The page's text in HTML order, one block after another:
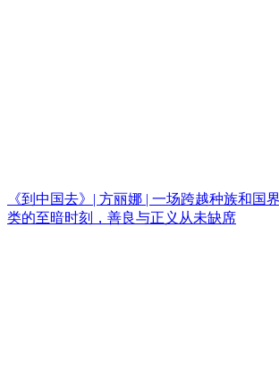
《到中国去》| 方丽娜 | 一场跨越种族和国
类的至暗时刻，善良与正义从未缺席